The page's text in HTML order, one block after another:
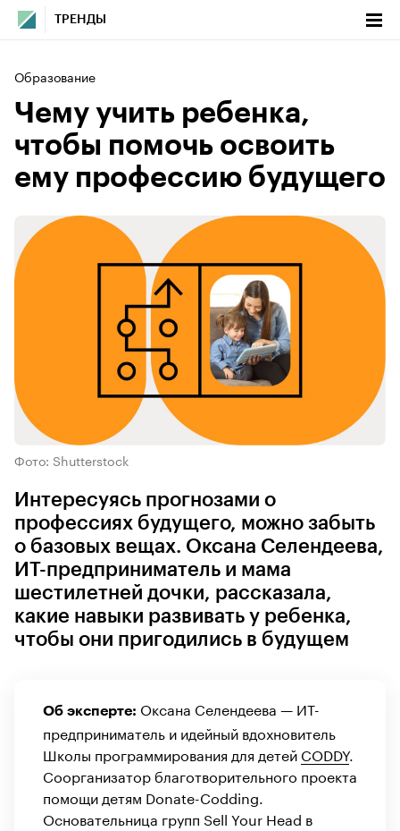
ТРЕНДЫ
Образование
Чему учить ребенка,
чтобы помочь освоить
ему профессию будущего
Фото: Shutterstock
Интересуясь прогнозами о
профессиях будущего, можно забыть
о базовых вещах. Оксана Селендеева,
ИТ-предприниматель и мама
шестилетней дочки, рассказала,
какие навыки развивать у ребенка,
чтобы они пригодились в будущем
Об эксперте: Оксана Селендеева — ИТ-
предприниматель и идейный вдохновитель
Школы программирования для детей CODDY.
Соорганизатор благотворительного проекта
помощи детям Donate-Codding.
Основательница групп Sell Your Head в